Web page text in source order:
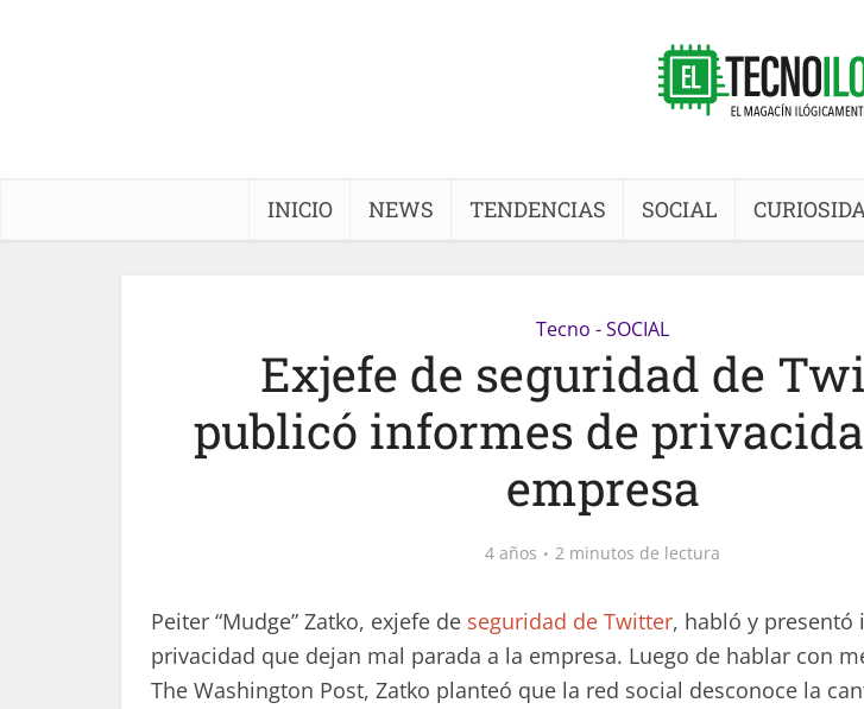
INICIO NEWS TENDENCIAS SOCIAL
Tecno - SOCIAL
Exjefe de seguridad de
publicó informes de
empresa
4 años 2 minutos de lectura
Peiter “Mudge” Zatko, exjefe de seguridad de Twitter, habló y presentó
privacidad que dejan mal parada a la empresa. Luego de hablar con
The Washington Post, Zatko planteó que la red social desconoce la